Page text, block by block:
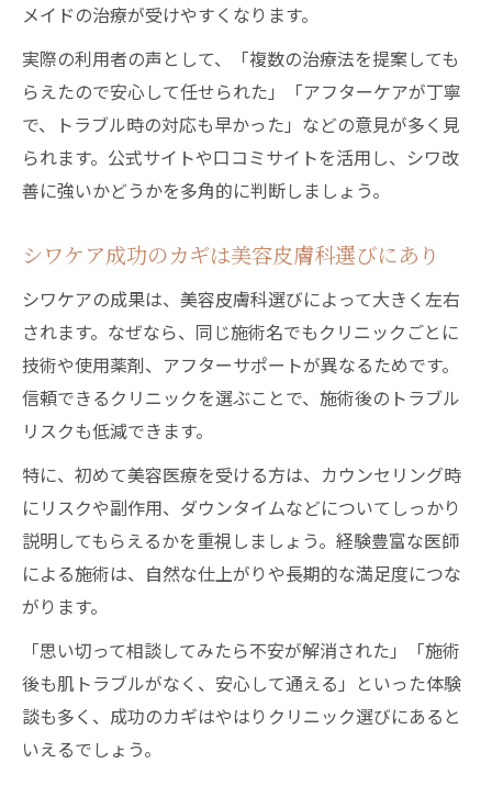
メイドの治療が受けやすくなります。
実際の利用者の声として、「複数の治療法を提案しても
らえたので安心して任せられた」「アフターケアが丁寧
で、トラブル時の対応も早かった」などの意見が多く見
られます。公式サイトや口コミサイトを活用し、シワ改
善に強いかどうかを多角的に判断しましょう。
シワケア成功のカギは美容皮膚科選びにあり
シワケアの成果は、美容皮膚科選びによって大きく左右
されます。なぜなら、同じ施術名でもクリニックごとに
技術や使用薬剤、アフターサポートが異なるためです。
信頼できるクリニックを選ぶことで、施術後のトラブル
リスクも低減できます。
特に、初めて美容医療を受ける方は、カウンセリング時
にリスクや副作用、ダウンタイムなどについてしっかり
説明してもらえるかを重視しましょう。経験豊富な医師
による施術は、自然な仕上がりや長期的な満足度につな
がります。
「思い切って相談してみたら不安が解消された」「施術
後も肌トラブルがなく、安心して通える」といった体験
談も多く、成功のカギはやはりクリニック選びにあると
いえるでしょう。